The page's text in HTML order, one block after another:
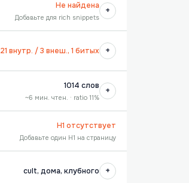
Не найдена
Добавьте для rich snippets
+
21 внутр. / 3 внеш., 1 битых +
1014 слов
~6 мин. чтен. · ratio 11%
+
H1 отсутствует
Добавьте один H1 на страницу
cult, дома, клубного +